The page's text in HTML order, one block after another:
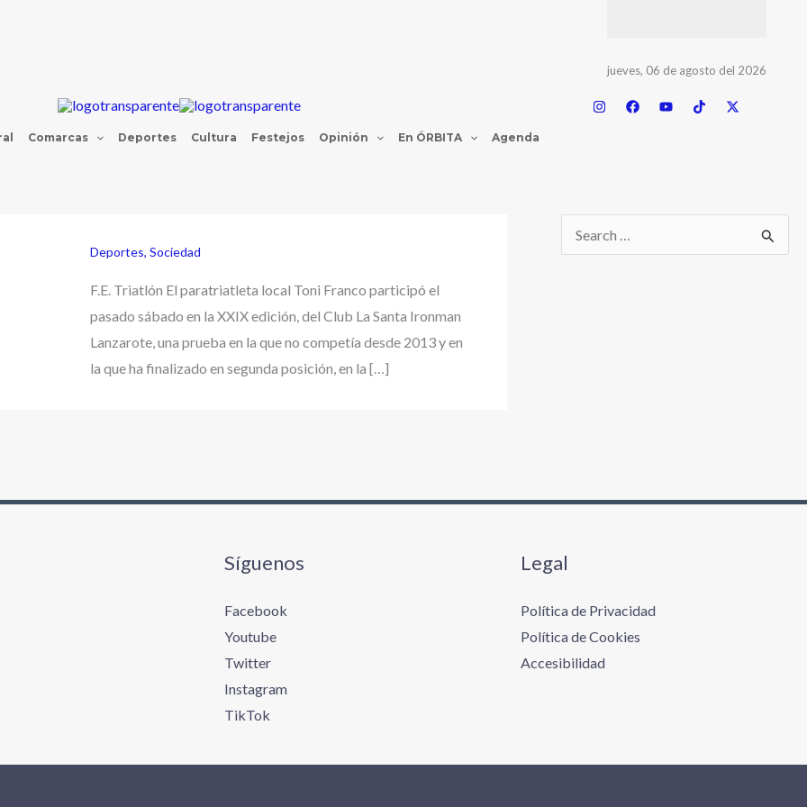
jueves, 06 de agosto del 2026
Comarcas Deportes Cultura Festejos Opinión En ÓRBITA Agenda
Deportes, Sociedad
F.E. Triatlón El paratriatleta local Toni Franco participó el
pasado sábado en la XXIX edición, del Club La Santa Ironman
Lanzarote, una prueba en la que no competía desde 2013 y en
la que ha finalizado en segunda posición, en la […]
Síguenos
Facebook
Youtube
Twitter
Instagram
TikTok
Legal
Política de Privacidad
Política de Cookies
Accesibilidad